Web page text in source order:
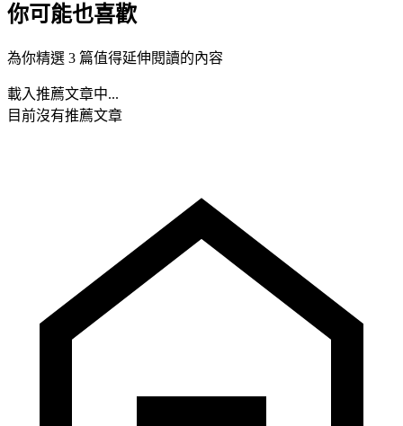
你可能也喜歡
為你精選 3 篇值得延伸閱讀的內容
載入推薦文章中...
目前沒有推薦文章